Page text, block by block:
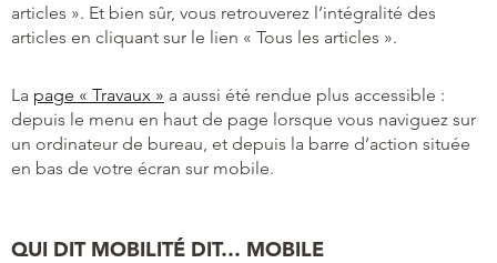
articles ». Et bien sûr, vous retrouverez l’intégralité des
articles en cliquant sur le lien « Tous les articles ».
La page « Travaux » a aussi été rendue plus accessible :
depuis le menu en haut de page lorsque vous naviguez sur
un ordinateur de bureau, et depuis la barre d’action située
en bas de votre écran sur mobile.
QUI DIT MOBILITÉ DIT… MOBILE